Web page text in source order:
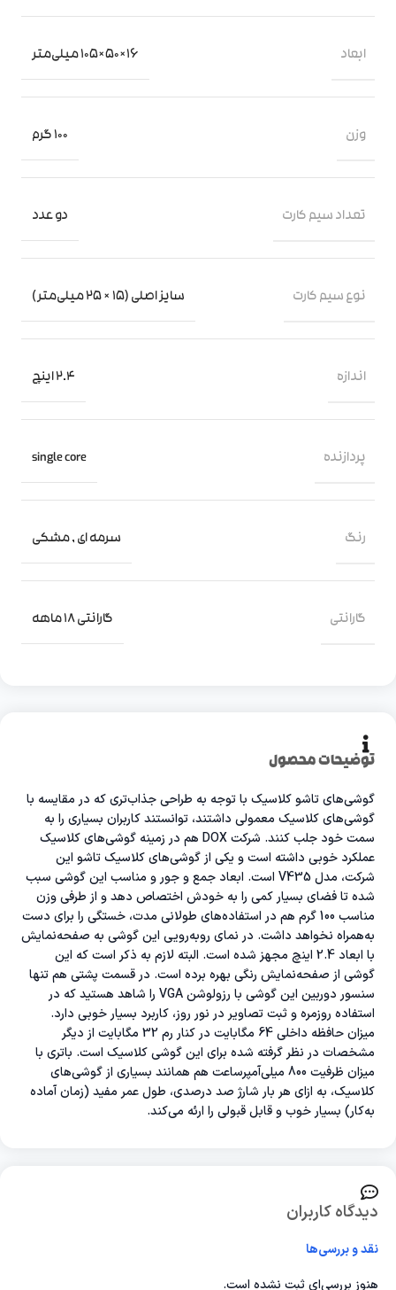
توضیحات محصول
گوشی‌های تاشو کلاسیک با توجه به طراحی جذاب‌تری که در مقایسه با
گوشی‌های کلاسیک معمولی داشتند، توانستند کاربران بسیاری را به
سمت خود جلب کنند. شرکت DOX هم در زمینه گوشی‌های کلاسیک
عملکرد خوبی داشته است و یکی از گوشی‌های کلاسیک تاشو این
شرکت، مدل V435 است. ابعاد جمع و جور و مناسب این گوشی سبب
شده تا فضای بسیار کمی را به خودش اختصاص دهد و از طرفی وزن
مناسب 100 گرم هم در استفاده‌های طولانی مدت، خستگی را برای دست
به‌همراه نخواهد داشت. در نمای رو‌به‌رویی این گوشی به صفحه‌نمایش
با ابعاد 2.4 اینچ مجهز شده است. البته لازم به ذکر است که این
گوشی از صفحه‌نمایش رنگی بهره برده است. در قسمت پشتی هم تنها
سنسور دوربین این گوشی با رزولوشن VGA را شاهد هستید که در
استفاده روزمره و ثبت تصاویر در نور روز، کاربرد بسیار خوبی دارد.
میزان حافظه داخلی 64 مگابایت در کنار رم 32 مگابایت از دیگر
مشخصات در نظر گرفته شده برای این گوشی کلاسیک است. باتری با
میزان ظرفیت 800 میلی‌آمپر‌ساعت هم همانند بسیاری از گوشی‌های
کلاسیک، به ازای هر بار شارژ صد درصدی، طول عمر مفید (زمان آماده
به‌کار) بسیار خوب و قابل قبولی را ارئه می‌کند.
ابعاد 16×50×105 میلی‌متر
وزن 100 گرم
تعداد سیم کارت دو عدد
نوع سیم کارت سایز اصلی (15 × 25 میلی‌متر)
اندازه 2.4 اینچ
پردازنده‌ single core
رنگ سرمه ای,مشکی
گارانتی گارانتی 18 ماهه
دیدگاه کاربران
نقد و بررسی‌ها
هنوز بررسی‌ای ثبت نشده است.